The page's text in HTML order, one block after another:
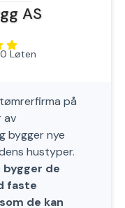
AS
Løten
på
av
bygger nye
hustyper.
de
faste
de kan